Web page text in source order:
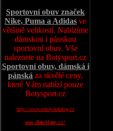
Sportovní obuv značek
Nike, Puma a Adidas ve
většině velikostí. Nabízíme
dámskou i pánskou
sportovní obuv. Vše
naleznete na Botysport.cz
Sportovní obuv, dámská i
pánská za skvělé ceny,
které Vám nabízí pouze
Botysport.cz
http://www.eshop-katalog.cz
www.dbeckham.cz/